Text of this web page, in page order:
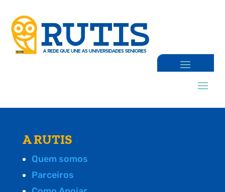
A RUTIS
Quem somos
Parceiros